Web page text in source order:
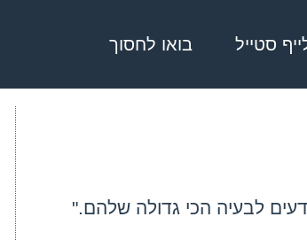
סטייל בואו לחסוך
לבעיה הכי גדולה שלהם."